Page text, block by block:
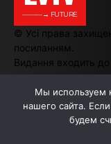
———→ FUTURE
© Усі права
посиланням.
Видання входить до
Мы используем
нашего сайта.
будем